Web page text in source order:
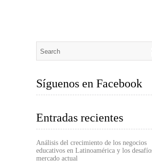
Síguenos en Facebook
Entradas recientes
Análisis del crecimiento de los negocios
educativos en Latinoamérica y los
mercado actual